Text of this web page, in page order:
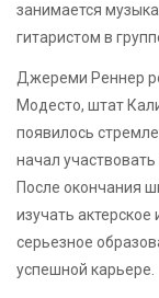
занимается
гитаристом в
Джереми Реннер
Модесто, штат
появилось
начал
После окончания
изучать актерское
серьезное
успешной карьере.